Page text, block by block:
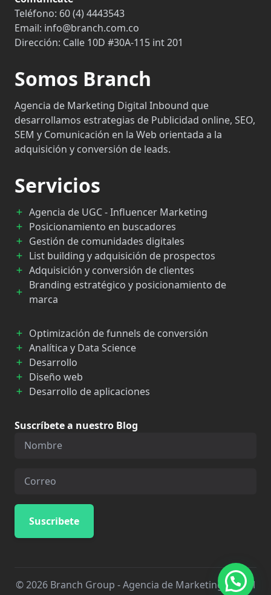
Teléfono: 60 (4) 4443543
Email: info@branch.com.co
Dirección: Calle 10D #30A-115 int 201
Somos Branch
Agencia de Marketing Digital Inbound que
desarrollamos estrategias de Publicidad online, SEO,
SEM y Comunicación en la Web orientada a la
adquisición y conversión de leads.
Servicios
Agencia de UGC - Influencer Marketing
Posicionamiento en buscadores
Gestión de comunidades digitales
List building y adquisición de prospectos
Adquisición y conversión de clientes
Branding estratégico y posicionamiento de
marca
Optimización de funnels de conversión
Analítica y Data Science
Desarrollo
Diseño web
Desarrollo de aplicaciones
Suscríbete a nuestro Blog
© 2026 Branch Group - Agencia de Marketing Digital